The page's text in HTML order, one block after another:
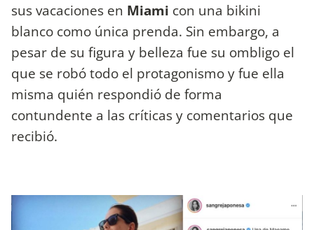
sus vacaciones en Miami con una bikini
blanco como única prenda. Sin embargo, a
pesar de su figura y belleza fue su ombligo el
que se robó todo el protagonismo y fue ella
misma quién respondió de forma
contundente a las críticas y comentarios que
recibió.